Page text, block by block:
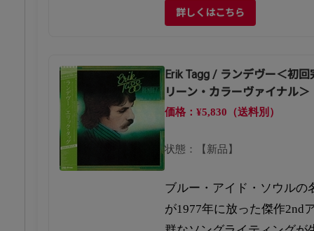
詳しくはこちら
Erik Tagg / ランデヴー＜初
リーン・カラーヴァイナル＞
価格：¥5,830（送料別）
状態：【新品】
ブルー・アイド・ソウルの
が1977年に放った傑作2nd